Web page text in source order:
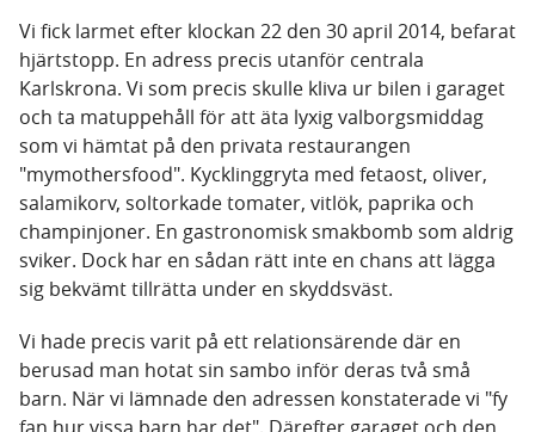
Vi fick larmet efter klockan 22 den 30 april 2014, befarat
hjärtstopp. En adress precis utanför centrala
Karlskrona. Vi som precis skulle kliva ur bilen i garaget
och ta matuppehåll för att äta lyxig valborgsmiddag
som vi hämtat på den privata restaurangen
"mymothersfood". Kycklinggryta med fetaost, oliver,
salamikorv, soltorkade tomater, vitlök, paprika och
champinjoner. En gastronomisk smakbomb som aldrig
sviker. Dock har en sådan rätt inte en chans att lägga
sig bekvämt tillrätta under en skyddsväst.
Vi hade precis varit på ett relationsärende där en
berusad man hotat sin sambo inför deras två små
barn. När vi lämnade den adressen konstaterade vi "fy